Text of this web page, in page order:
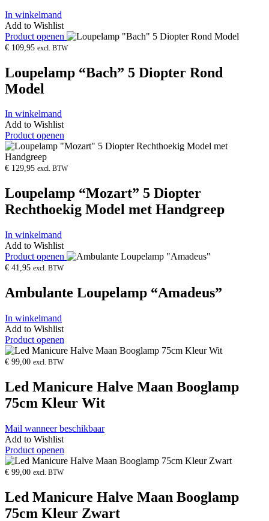
In winkelmand
Add to Wishlist
Product openen
€ 109,95 excl. BTW
Loupelamp “Bach” 5 Diopter Rond
Model
In winkelmand
Add to Wishlist
Product openen
€ 129,95 excl. BTW
Loupelamp “Mozart” 5 Diopter
Rechthoekig Model met Handgreep
In winkelmand
Add to Wishlist
Product openen
€ 41,95 excl. BTW
Ambulante Loupelamp “Amadeus”
In winkelmand
Add to Wishlist
Product openen
€ 99,00 excl. BTW
Led Manicure Halve Maan Booglamp
75cm Kleur Wit
Mail wanneer beschikbaar
Add to Wishlist
Product openen
€ 99,00 excl. BTW
Led Manicure Halve Maan Booglamp
75cm Kleur Zwart